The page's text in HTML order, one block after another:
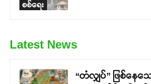
စစ်ရေး
Latest News
“တံလျှပ်” ဖြစ်နေသ